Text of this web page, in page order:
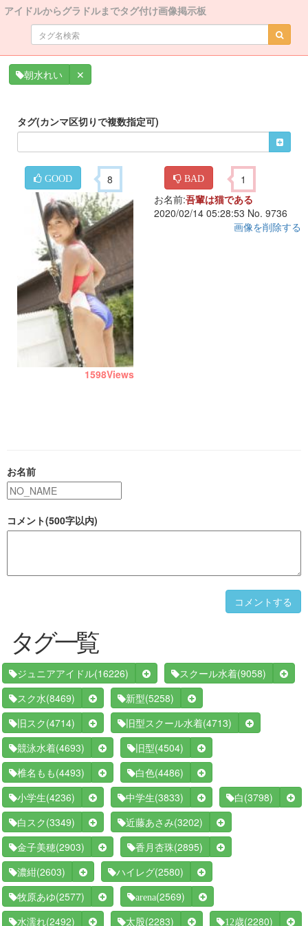
アイドルからグラドルまでタグ付け画像掲示板
朝水れい ✕
タグ(カンマ区切りで複数指定可)
GOOD 8 BAD 1
1598Views
お名前:吾輩は猫である
2020/02/14 05:28:53 No. 9736
画像を削除する
お名前
コメント(500字以内)
コメントする
タグ一覧
ジュニアアイドル(16226) スクール水着(9058)
スク水(8469) 新型(5258)
旧スク (4714) 旧型スクール水着(4713)
競泳水着(4693) 旧型(4504)
椎名もも (4493) 白色(4486)
小学生(4236) 中学生(3833) 白 (3798)
白スク (3349) 近藤あさみ(3202)
金子美穂(2903) 香月杏珠(2895)
濃紺(2603) ハイレグ(2580)
牧原あゆ(2577) arena(2569)
水濡れ(2492) 太股(2283) 12歳(2280)